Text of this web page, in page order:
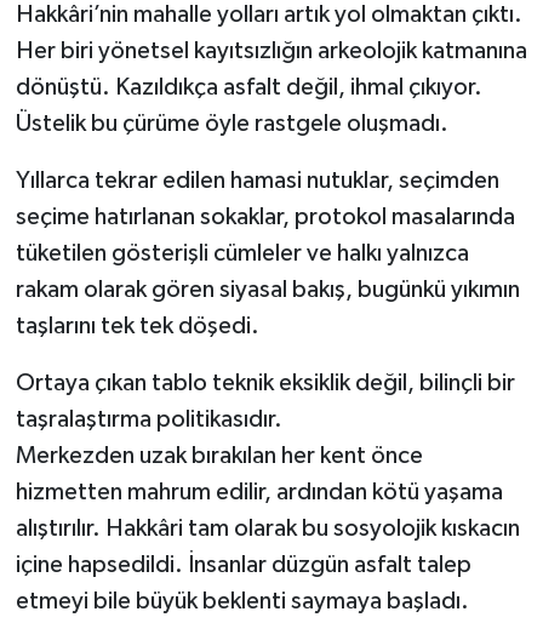
Hakkâri’nin mahalle yolları artık yol olmaktan çıktı.
Her biri yönetsel kayıtsızlığın arkeolojik katmanına
dönüştü. Kazıldıkça asfalt değil, ihmal çıkıyor.
Üstelik bu çürüme öyle rastgele oluşmadı.
Yıllarca tekrar edilen hamasi nutuklar, seçimden
seçime hatırlanan sokaklar, protokol masalarında
tüketilen gösterişli cümleler ve halkı yalnızca
rakam olarak gören siyasal bakış, bugünkü yıkımın
taşlarını tek tek döşedi.
Ortaya çıkan tablo teknik eksiklik değil, bilinçli bir
taşralaştırma politikasıdır.
Merkezden uzak bırakılan her kent önce
hizmetten mahrum edilir, ardından kötü yaşama
alıştırılır. Hakkâri tam olarak bu sosyolojik kıskacın
içine hapsedildi. İnsanlar düzgün asfalt talep
etmeyi bile büyük beklenti saymaya başladı.